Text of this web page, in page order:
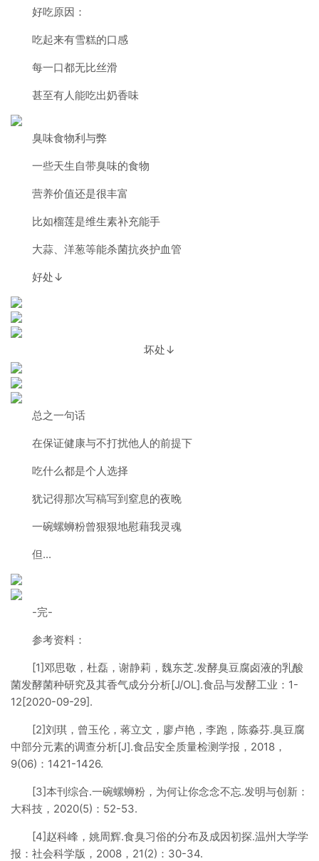
好吃原因：
吃起来有雪糕的口感
每一口都无比丝滑
甚至有人能吃出奶香味
臭味食物利与弊
一些天生自带臭味的食物
营养价值还是很丰富
比如榴莲是维生素补充能手
大蒜、洋葱等能杀菌抗炎护血管
好处↓
坏处↓
总之一句话
在保证健康与不打扰他人的前提下
吃什么都是个人选择
犹记得那次写稿写到窒息的夜晚
一碗螺蛳粉曾狠狠地慰藉我灵魂
但...
-完-
参考资料：
[1]邓思敬，杜磊，谢静莉，魏东芝.发酵臭豆腐卤液的乳酸
菌发酵菌种研究及其香气成分分析[J/OL].食品与发酵工业：1-
12[2020-09-29].
[2]刘琪，曾玉伦，蒋立文，廖卢艳，李跑，陈淼芬.臭豆腐
中部分元素的调查分析[J].食品安全质量检测学报，2018，
9(06)：1421-1426.
[3]本刊综合.一碗螺蛳粉，为何让你念念不忘.发明与创新：
大科技，2020(5)：52-53.
[4]赵科峰，姚周辉.食臭习俗的分布及成因初探.温州大学学
报：社会科学版，2008，21(2)：30-34.